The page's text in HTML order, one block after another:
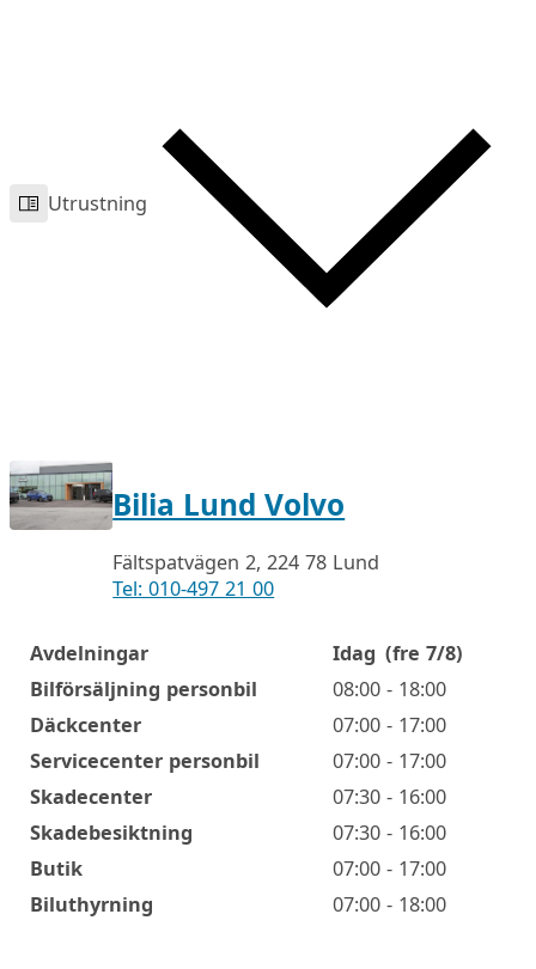
Utrustning
Bilia Lund Volvo
Fältspatvägen 2, 224 78 Lund
Tel: 010-497 21 00
Öppettider
Avdelningar Idag (fre 7/8)
Bilförsäljning personbil
08:00 - 18:00
Däckcenter
07:00 - 17:00
Servicecenter personbil
07:00 - 17:00
Skadecenter
07:30 - 16:00
Skadebesiktning
07:30 - 16:00
Butik
07:00 - 17:00
Biluthyrning
07:00 - 18:00